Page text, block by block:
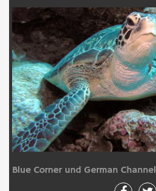
Blue Corner und German Channel